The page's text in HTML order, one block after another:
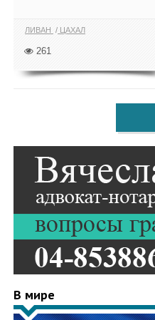
ЛИВАН ЦАХАЛ
261
В мире